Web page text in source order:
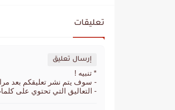
تعليقات
إرسال تعليق
* تنبيه !
- سوف يتم نشر تعليقكم بعد
- التعاليق التي تحتوي على